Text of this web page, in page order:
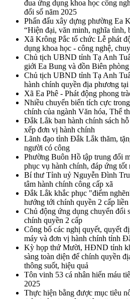
đua ứng dụng khoa học công
đổi số năm 2025
Phấn đấu xây dựng phường Ea
“Hiện đại, văn minh, nghĩa tình,
Xã Krông Pắc tổ chức Lễ phát
dụng khoa học - công nghệ,
Chủ tịch UBND tỉnh Tạ Anh
giới Ea Bung và đồn Biên
Chủ tịch UBND tỉnh Tạ Anh
hành chính quyền địa phương
Xã Ea Phê - Phát động phong
Nhiều chuyển biến tích cực
chính của ngành Văn hóa, Thể
Đắk Lắk ban hành chính sách
xếp đơn vị hành chính
Lãnh đạo tỉnh Đắk Lắk thăm,
người có công
Phường Buôn Hồ tập trung đổi
phục vụ hành chính, đáp ứng tốt
Bí thư Tỉnh uỷ Nguyễn Đình
tâm hành chính công cấp xã
Đắk Lắk khắc phục "điểm
hướng tới chính quyền 2 cấp liền
Chủ động ứng dụng chuyển đổi
chính quyền 2 cấp
Công bố các nghị quyết, quyết
máy và đơn vị hành chính tỉnh
Kỳ họp thứ Mười, HĐND tỉnh
sàng toàn diện để chính quyền
thông suốt, hiệu quả
Tôn vinh 53 cá nhân hiến máu
2025
Thực hiện bằng được mục tiêu